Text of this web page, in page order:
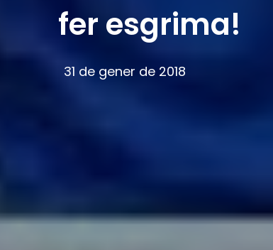
fer esgrima!
31 de gener de 2018